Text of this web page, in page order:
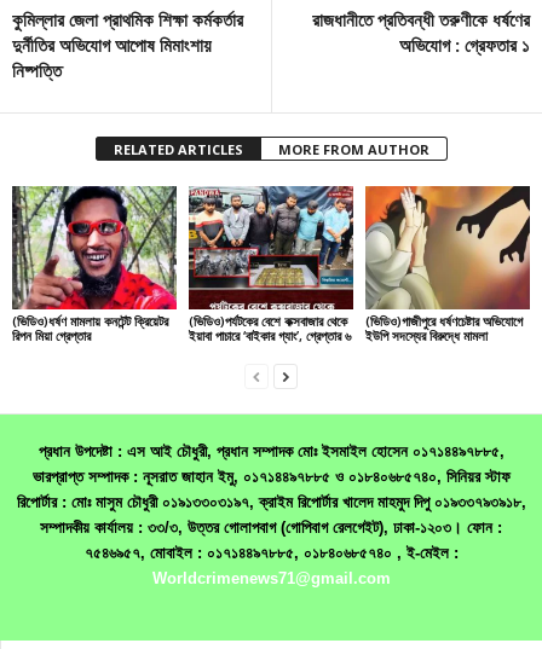
কুমিল্লার জেলা প্রাথমিক শিক্ষা কর্মকর্তার
দুর্নীতির অভিযোগ আপোষ মিমাংশায়
নিষ্পত্তি
রাজধানীতে প্রতিবন্ধী তরুণীকে ধর্ষণের
অভিযোগ : গ্রেফতার ১
RELATED ARTICLES MORE FROM AUTHOR
(ভিডিও)ধর্ষণ মামলায় কনটেন্ট ক্রিয়েটর
রিপন মিয়া গ্রেপ্তার
(ভিডিও)পর্যটকের বেশে কক্সবাজার থেকে
ইয়াবা পাচারে ‘বাইকার গ্যাং’, গ্রেপ্তার ৬
(ভিডিও)গাজীপুরে ধর্ষণচেষ্টার অভিযোগে
ইউপি সদস্যের বিরুদ্ধে মামলা
প্রধান উপদেষ্টা : এস আই চৌধুরী, প্রধান সম্পাদক মোঃ ইসমাইল হোসেন ০১৭১৪৪৯৭৮৮৫,
ভারপ্রাপ্ত সম্পাদক : নূসরাত জাহান ইমু, ০১৭১৪৪৯৭৮৮৫ ও ০১৮৪০৬৮৫৭৪০, সিনিয়র স্টাফ
রিপোর্টার : মোঃ মাসুম চৌধুরী ০১৯১৩৩০৩১৯৭, ক্রাইম রিপোর্টার খালেদ মাহমুদ দিপু ০১৯৩৩৭৯৩৯১৮,
সম্পাদকীয় কার্যালয় : ৩৩/৩, উত্তর গোলাপবাগ (গোপিবাগ রেলগেইট), ঢাকা-১২০৩। ফোন :
৭৫৪৬৯৫৭, মোবাইল : ০১৭১৪৪৯৭৮৮৫, ০১৮৪০৬৮৫৭৪০ , ই-মেইল :
Worldcrimenews71@gmail.com